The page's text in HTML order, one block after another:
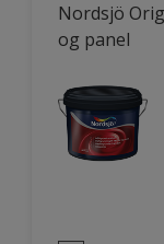
Nordsjö
og panel